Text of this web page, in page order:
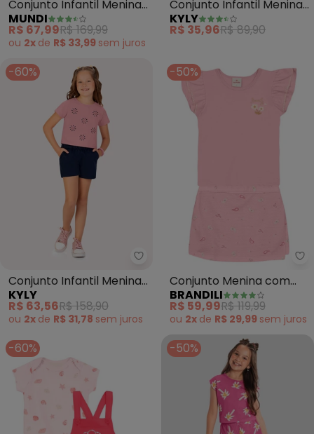
Conjunto Infantil Menina
Balonê (Rosa)
MUNDI
R$ 67,99R$ 169,99
ou 2x de R$ 33,99 sem juros
Conjunto Infantil Menina
Estampado (Rosa)
KYLY
R$ 35,96R$ 89,90
-60%
Kyly - Conjunto Infantil Menina
Conjunto Infantil Menina
Sol (Rosa)
KYLY
R$ 63,56R$ 158,90
ou 2x de R$ 31,78 sem juros
-50%
Conjunto Menina com
Bordado de Flor (Rosa)
BRANDILI
R$ 59,99R$ 119,99
ou 2x de R$ 29,99 sem juros
-60% -50%